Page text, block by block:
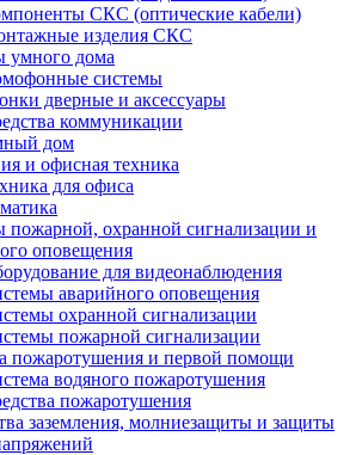
СКС (оптические кабели)
изделия СКС
умного дома
системы
дверные и аксессуары
коммуникации
дом
и офисная техника
для офиса
пожарной, охранной сигнализации и
оповещения
для видеонаблюдения
аварийного оповещения
охранной сигнализации
пожарной сигнализации
пожаротушения и первой помощи
водяного пожаротушения
пожаротушения
заземления, молниезащиты и защиты